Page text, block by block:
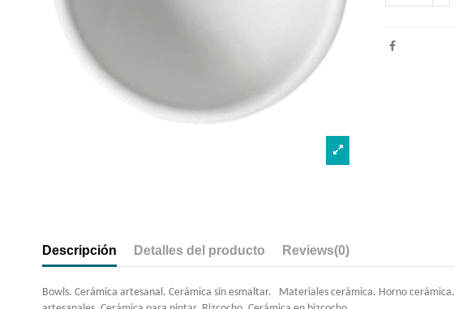
Descripción Detalles del producto Reviews(0)
Bowls. Cerámica artesanal. Cerámica sin esmaltar. Materiales cerámica. Horno